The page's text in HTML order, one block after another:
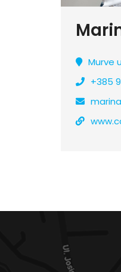
Murve
+385